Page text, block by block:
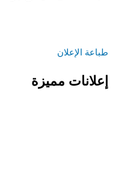
طباعة الإعلان
إعلانات مميزة